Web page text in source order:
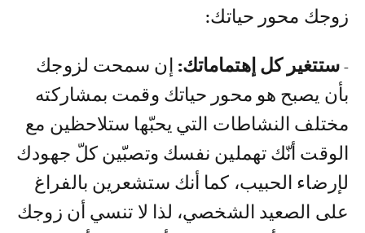
زوجك محور حياتك:
- ستتغير كل إهتماماتك: إن سمحت لزوجك
بأن يصبح هو محور حياتك وقمت بمشاركته
مختلف النشاطات التي يحبّها ستلاحظين مع
الوقت أنّك تهملين نفسك وتصبّين كلّ جهودك
لإرضاء الحبيب، كما أنك ستشعرين بالفراغ
على الصعيد الشخصي، لذا لا تنسي أن زوجك